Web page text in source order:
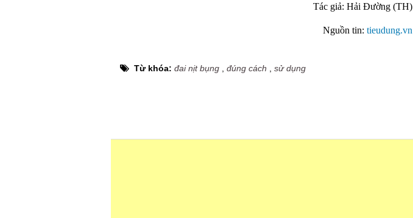
Tác giả: Hải Đường (TH)
Nguồn tin: tieudung.vn
Từ khóa: đai nịt bụng đúng cách sử dụng